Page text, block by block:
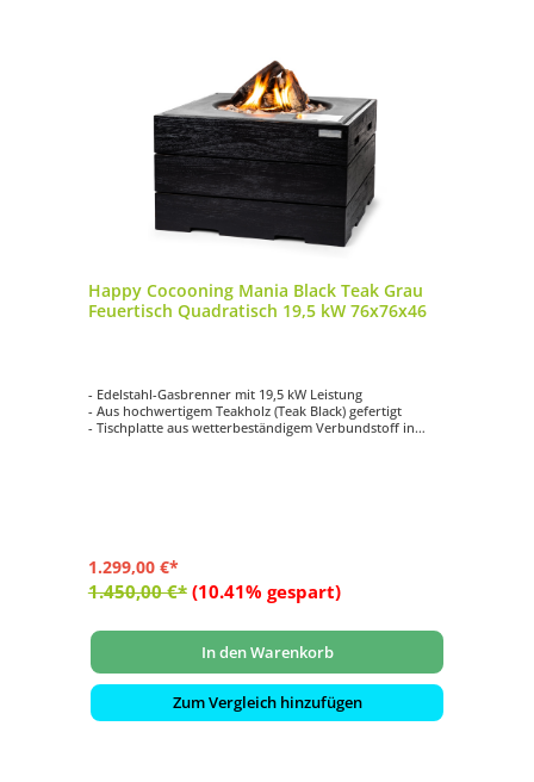
Happy Cocooning Mania Black Teak Grau
Feuertisch Quadratisch 19,5 kW 76x76x46
- Edelstahl-Gasbrenner mit 19,5 kW Leistung
- Aus hochwertigem Teakholz (Teak Black) gefertigt
- Tischplatte aus wetterbeständigem Verbundstoff in
1.299,00 €*
1.450,00 €* (10.41% gespart)
In den Warenkorb
Zum Vergleich hinzufügen